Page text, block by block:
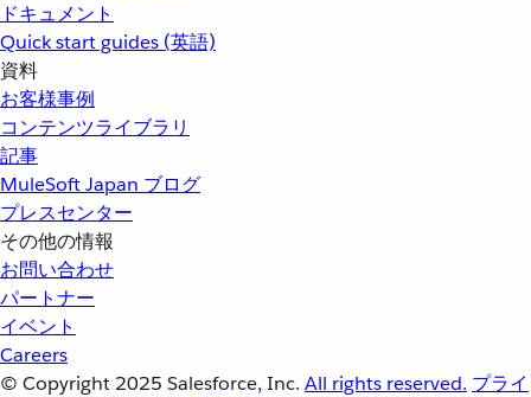
ドキュメント
Quick start guides (英語)
資料
お客様事例
コンテンツライブラリ
記事
MuleSoft Japan ブログ
プレスセンター
その他の情報
お問い合わせ
パートナー
イベント
Careers
© Copyright 2025 Salesforce, Inc. All rights reserved. プライ